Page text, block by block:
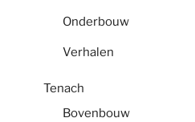
Onderbouw
Verhalen
Tenach
Bovenbouw